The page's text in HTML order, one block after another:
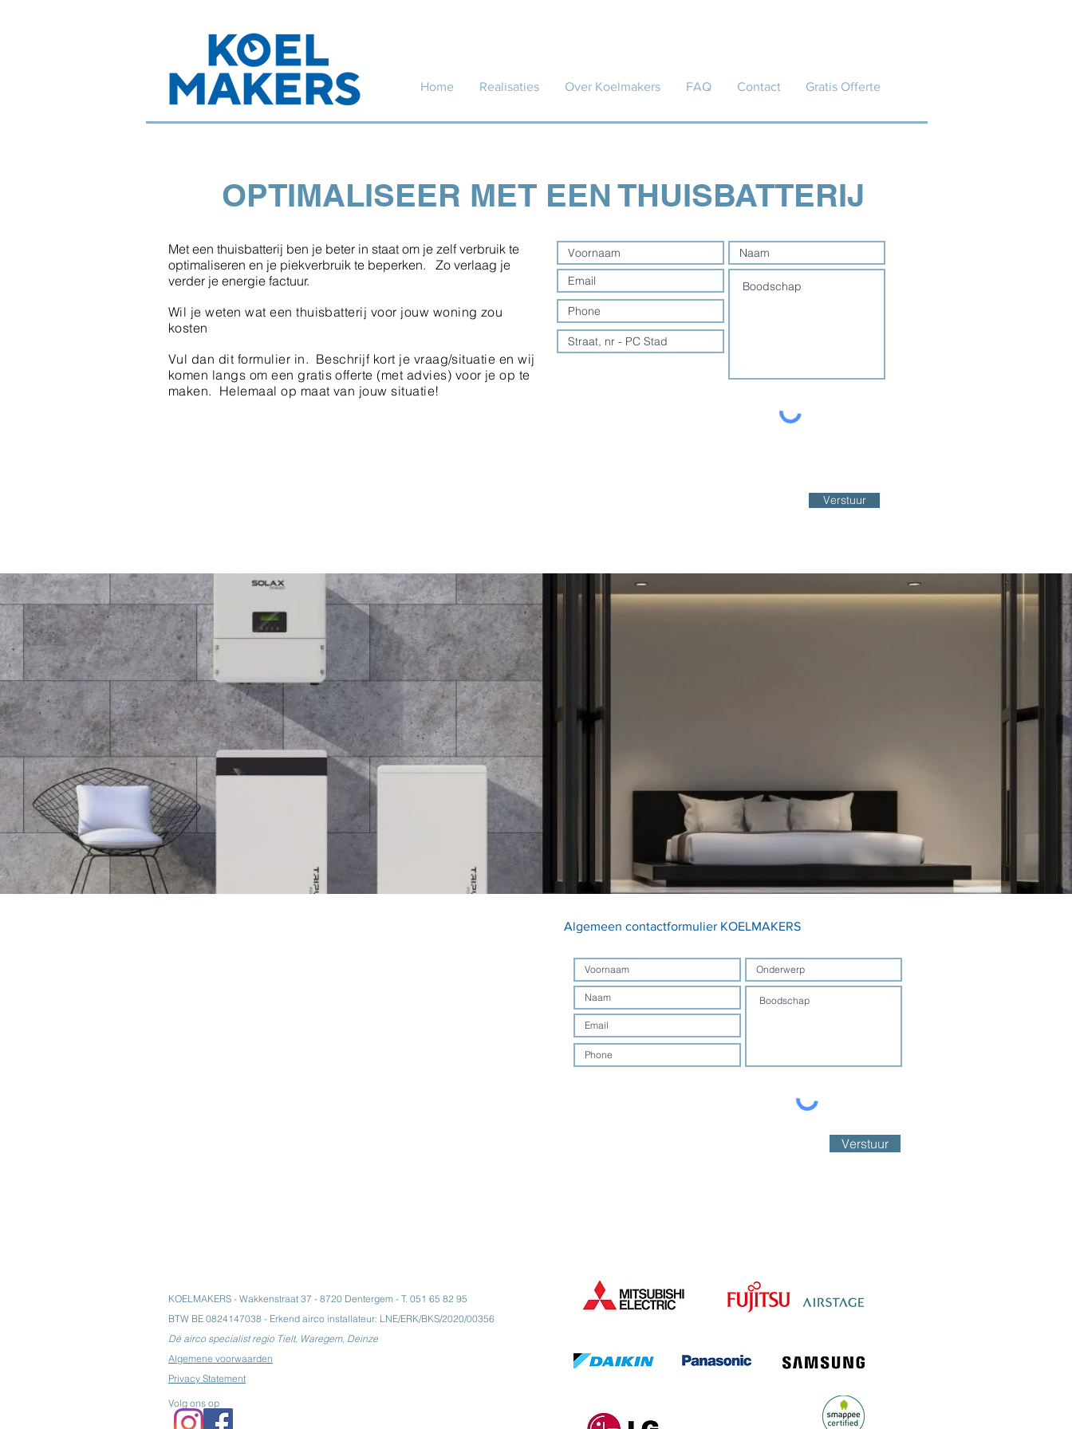
OPTIMALISEER MET EEN THUISBATTERIJ
Met een thuisbatterij ben je beter in staat om je zelf verbruik te
optimaliseren en je piekverbruik te beperken. Zo verlaag je
verder je energie factuur.
Wil je weten wat een thuisbatterij voor jouw woning zou
kosten
Vul dan dit formulier in. Beschrijf kort je vraag/situatie en wij
komen langs om een gratis offerte (met advies) voor je op te
maken. Helemaal op maat van jouw situatie!
Verstuur
Home Realisaties Over Koelmakers FAQ Contact Gratis Offerte
Algemeen contactformulier KOELMAKERS
Verstuur
KOELMAKERS - Wakkenstraat 37 - 8720 Dentergem - T. 051 65 82 95
BTW BE 0824147038 - Erkend airco installateur: LNE/ERK/BKS/2020/00356
Dé airco specialist regio Tielt, Waregem, Deinze
Algemene voorwaarden
Privacy Statement
Volg ons op